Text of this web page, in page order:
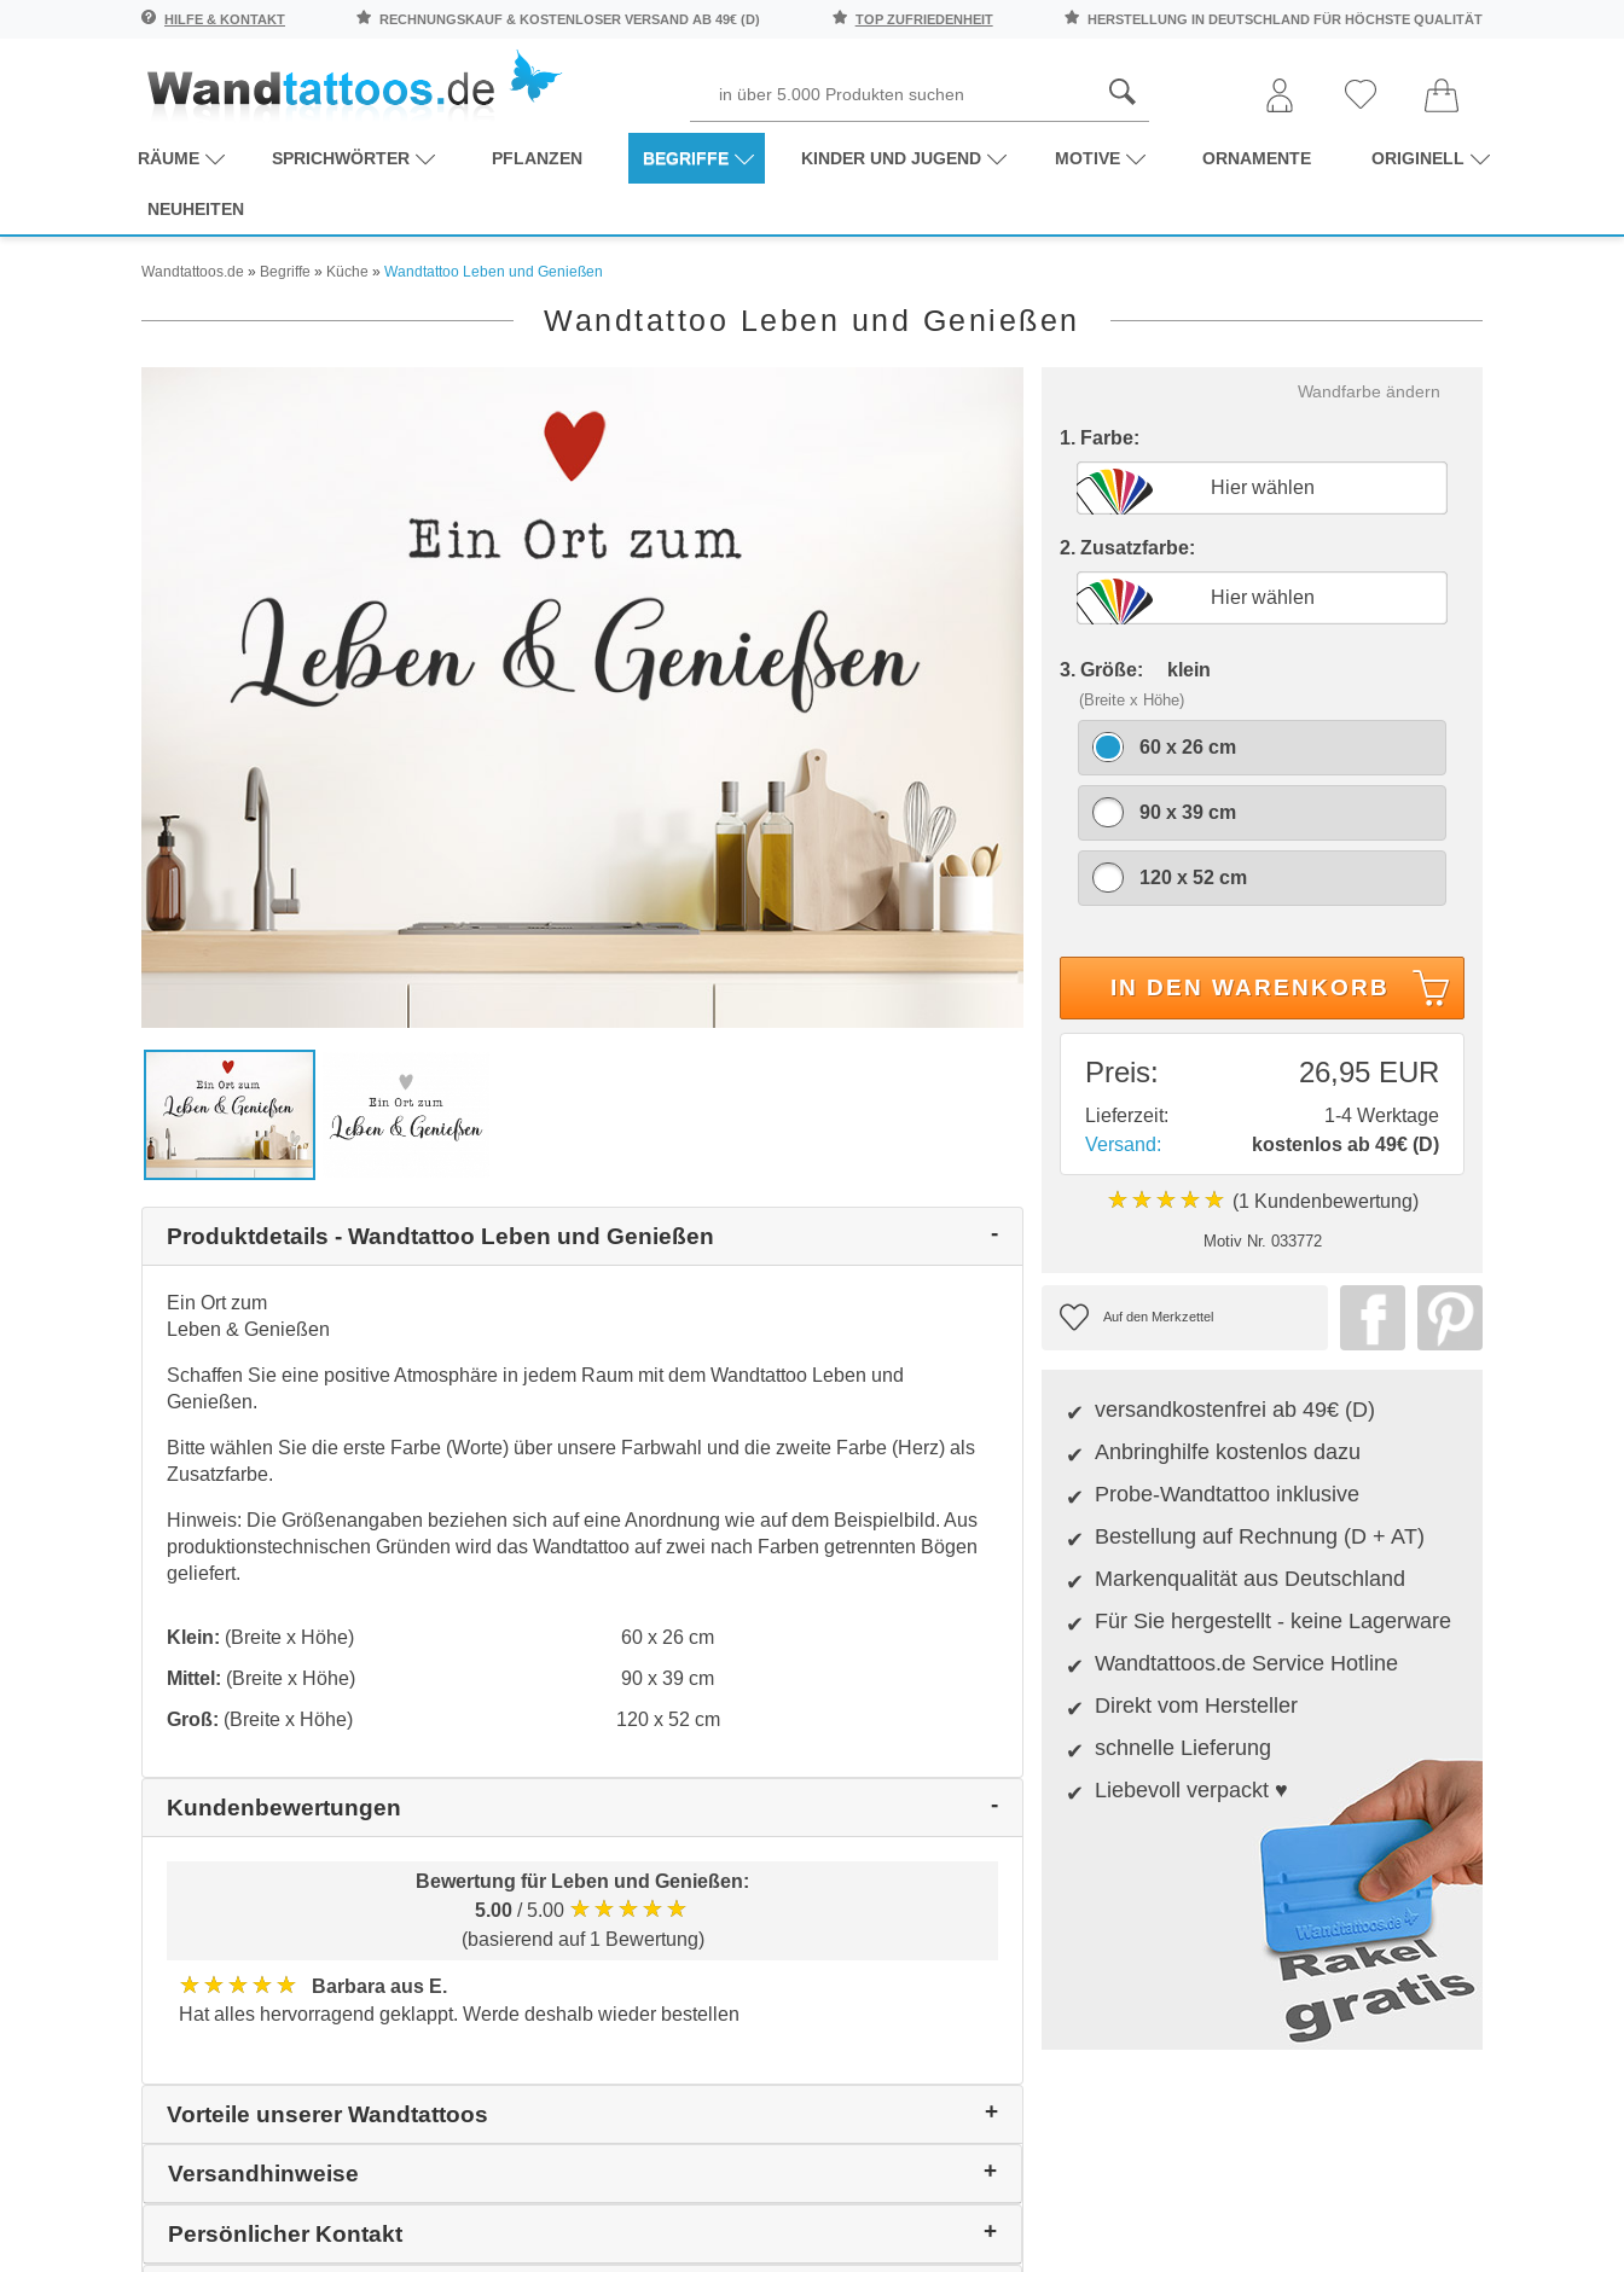
HILFE & KONTAKT RECHNUNGSKAUF & KOSTENLOSER VERSAND AB 49€ (D) TOP ZUFRIEDENHEIT HERSTELLUNG IN DEUTSCHLAND FÜR HÖCHSTE QUALITÄT
RÄUME SPRICHWÖRTER PFLANZEN BEGRIFFE KINDER UND JUGEND MOTIVE ORNAMENTE ORIGINELL
NEUHEITEN
Wandtattoos.de » Begriffe » Küche » Wandtattoo Leben und Genießen
Wandtattoo Leben und Genießen
Produktdetails - Wandtattoo Leben und Genießen
Ein Ort zum
Leben & Genießen
Schaffen Sie eine positive Atmosphäre in jedem Raum mit dem Wandtattoo Leben und
Genießen.
Bitte wählen Sie die erste Farbe (Worte) über unsere Farbwahl und die zweite Farbe (Herz) als
Zusatzfarbe.
Hinweis: Die Größenangaben beziehen sich auf eine Anordnung wie auf dem Beispielbild. Aus
produktionstechnischen Gründen wird das Wandtattoo auf zwei nach Farben getrennten Bögen
geliefert.
Klein: (Breite x Höhe)
60 x 26 cm
Mittel: (Breite x Höhe)
90 x 39 cm
Groß: (Breite x Höhe) 120 x 52 cm
Kundenbewertungen
Bewertung für Leben und Genießen:
5.00 / 5.00 ★★★★★
(basierend auf 1 Bewertung)
★★★★★
Barbara aus E.
Hat alles hervorragend geklappt. Werde deshalb wieder bestellen
Vorteile unserer Wandtattoos
Versandhinweise
Persönlicher Kontakt
Wandfarbe ändern
1. Farbe:
Hier wählen
2. Zusatzfarbe:
Hier wählen
3. Größe: klein
(Breite x Höhe)
60 x 26 cm
90 x 39 cm
120 x 52 cm
IN DEN WARENKORB
Preis: 26,95 EUR
Lieferzeit:
1-4 Werktage
Versand:
kostenlos ab 49€ (D)
★★★★★ (1 Kundenbewertung)
Motiv Nr. 033772
versandkostenfrei ab 49€ (D)
Anbringhilfe kostenlos dazu
Probe-Wandtattoo inklusive
Bestellung auf Rechnung (D + AT)
Markenqualität aus Deutschland
Für Sie hergestellt - keine Lagerware
Wandtattoos.de Service Hotline
Direkt vom Hersteller
schnelle Lieferung
Liebevoll verpackt ♥